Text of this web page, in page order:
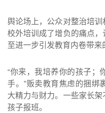
舆论场上，公众对整治培训
校外培训成了增负的痛点
至进一步引发教育内卷带来
“你来，我培养你的孩子；
手。”贩卖教育焦虑的捆绑
大精力与财力。一些家长
孩子报班。